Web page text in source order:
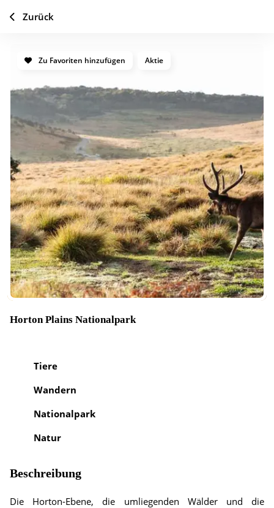
Zu Favoriten hinzufügen Aktie
Horton Plains Nationalpark
Tiere
Wandern
Nationalpark
Natur
Beschreibung
Die Horton-Ebene, die umliegenden Wälder und die
Zurück